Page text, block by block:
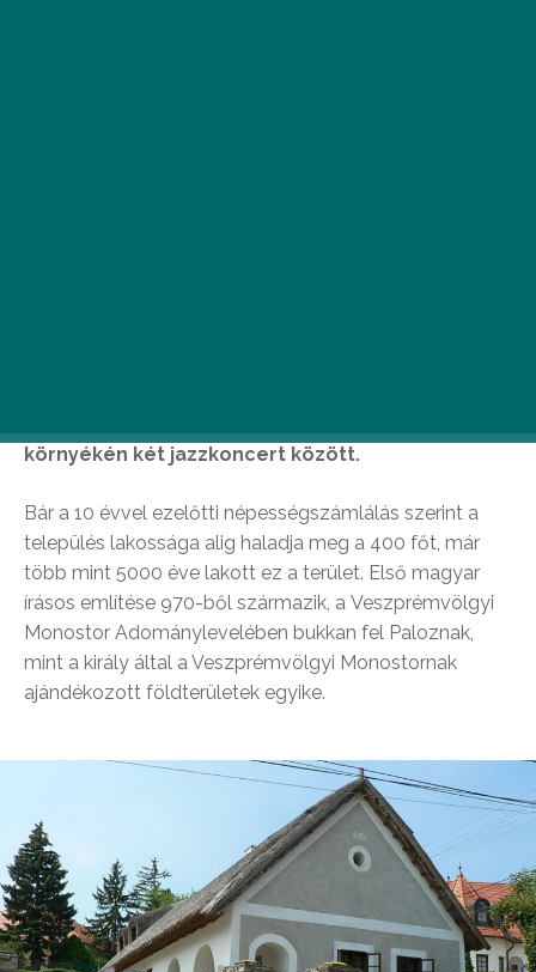
környékén két jazzkoncert között.
Bár a 10 évvel ezelőtti népességszámlálás szerint a
település lakossága alig haladja meg a 400 főt, már
több mint 5000 éve lakott ez a terület. Első magyar
írásos említése 970-ből származik, a Veszprémvölgyi
Monostor Adománylevelében bukkan fel Paloznak,
mint a király által a Veszprémvölgyi Monostornak
ajándékozott földterületek egyike.